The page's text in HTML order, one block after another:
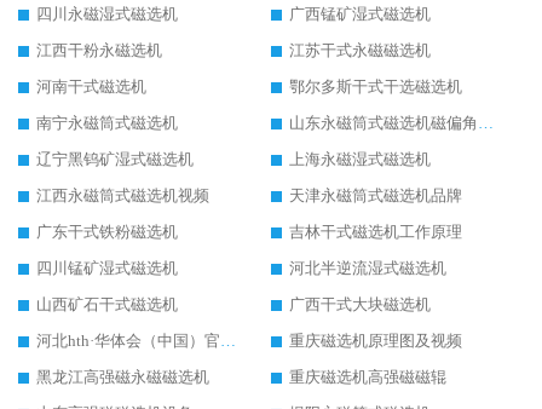
四川永磁湿式磁选机
广西锰矿湿式磁选机
江西干粉永磁选机
江苏干式永磁磁选机
河南干式磁选机
鄂尔多斯干式干选磁选机
南宁永磁筒式磁选机
山东永磁筒式磁选机磁偏角怎么调整
辽宁黑钨矿湿式磁选机
上海永磁湿式磁选机
江西永磁筒式磁选机视频
天津永磁筒式磁选机品牌
广东干式铁粉磁选机
吉林干式磁选机工作原理
四川锰矿湿式磁选机
河北半逆流湿式磁选机
山西矿石干式磁选机
广西干式大块磁选机
河北hth·华体会（中国）官方网站-hth.com 工作视频
重庆磁选机原理图及视频
黑龙江高强磁永磁磁选机
重庆磁选机高强磁磁辊